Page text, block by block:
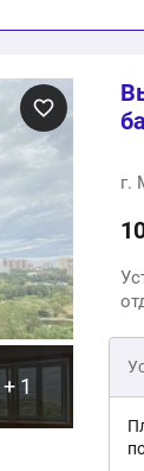
+ 1
г.